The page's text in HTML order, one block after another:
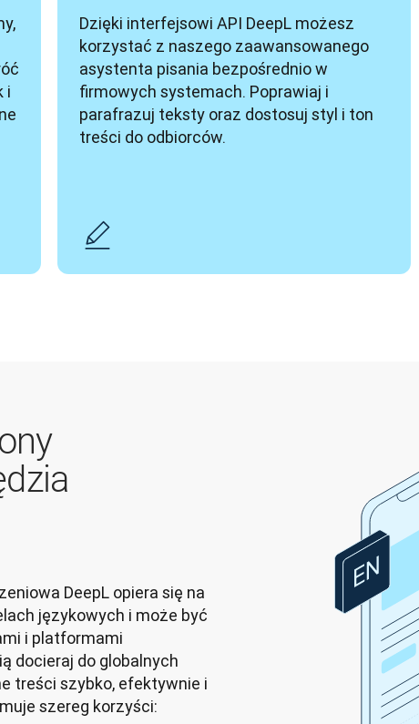
i
Dzięki interfejsowi API DeepL możesz
korzystać z naszego zaawansowanego
asystenta pisania bezpośrednio w
firmowych systemach. Poprawiaj i
parafrazuj teksty oraz dostosuj styl i ton
treści do odbiorców.
DeepL opiera się na
językowych i może być
i platformami
docieraj do globalnych
treści szybko, efektywnie i
szereg korzyści: